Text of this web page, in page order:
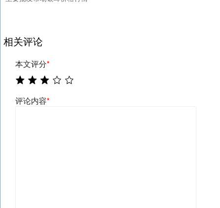
相关评论
本文评分*
评论内容*